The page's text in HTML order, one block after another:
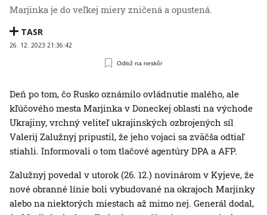
Marjinka je do veľkej miery zničená a opustená.
TASR
26. 12. 2023 21:36:42
Odlož na neskôr
Deň po tom, čo Rusko oznámilo ovládnutie malého, ale
kľúčového mesta Marjinka v Doneckej oblasti na východe
Ukrajiny, vrchný veliteľ ukrajinských ozbrojených síl
Valerij Zalužnyj pripustil, že jeho vojaci sa zväčša odtiaľ
stiahli. Informovali o tom tlačové agentúry DPA a AFP.
Zalužnyj povedal v utorok (26. 12.) novinárom v Kyjeve, že
nové obranné línie boli vybudované na okrajoch Marjinky
alebo na niektorých miestach až mimo nej. Generál dodal,